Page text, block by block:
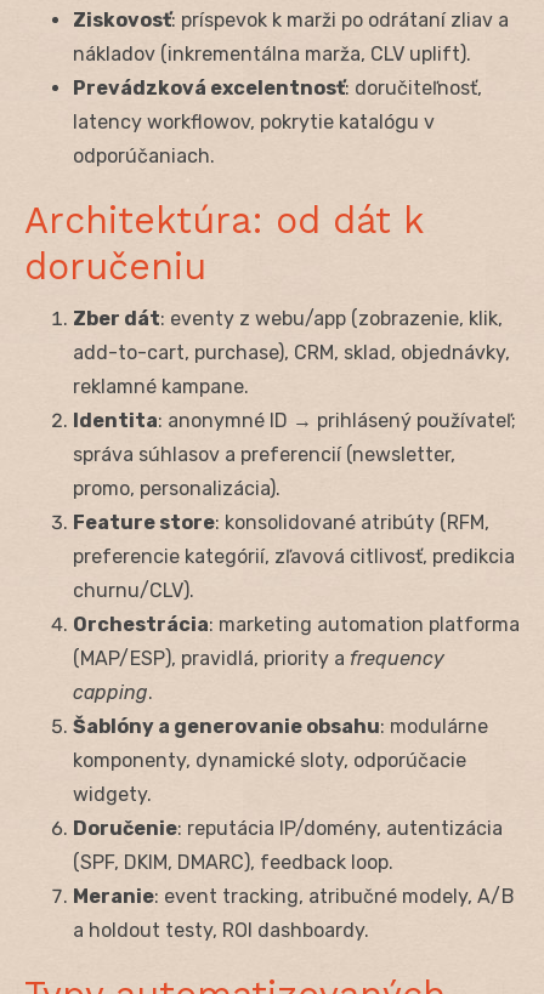
Ziskovosť: príspevok k marži po odrátaní zliav a
nákladov (inkrementálna marža, CLV uplift).
Prevádzková excelentnosť: doručiteľnosť,
latency workflowov, pokrytie katalógu v
odporúčaniach.
Architektúra: od dát k
doručeniu
Zber dát: eventy z webu/app (zobrazenie, klik,
add-to-cart, purchase), CRM, sklad, objednávky,
reklamné kampane.
Identita: anonymné ID → prihlásený používateľ;
správa súhlasov a preferencií (newsletter,
promo, personalizácia).
Feature store: konsolidované atribúty (RFM,
preferencie kategórií, zľavová citlivosť, predikcia
churnu/CLV).
Orchestrácia: marketing automation platforma
(MAP/ESP), pravidlá, priority a frequency
capping.
Šablóny a generovanie obsahu: modulárne
komponenty, dynamické sloty, odporúčacie
widgety.
Doručenie: reputácia IP/domény, autentizácia
(SPF, DKIM, DMARC), feedback loop.
Meranie: event tracking, atribučné modely, A/B
a holdout testy, ROI dashboardy.